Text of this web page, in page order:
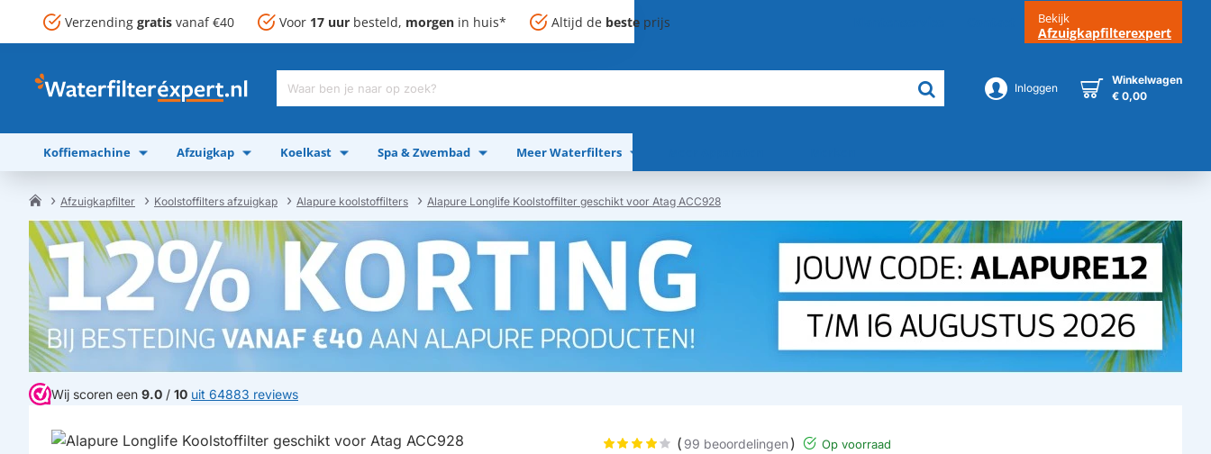
Verzending gratis vanaf €40 Voor 17 uur besteld, morgen in huis* Altijd de beste prijs Bekijk
Afzuigkapfilterexpert
Waar
je
naar
op
Inloggen
Winkelwagen
€ 0,00
Koffiemachine Afzuigkap Koelkast Spa & Zwembad Meer Waterfilters
Afzuigkapfilter Koolstoffilters afzuigkap Alapure koolstoffilters Alapure Longlife Koolstoffilter geschikt voor Atag ACC928
Wij scoren een 9.0 / 10 uit 64883 reviews
( 99 beoordelingen) Op voorraad